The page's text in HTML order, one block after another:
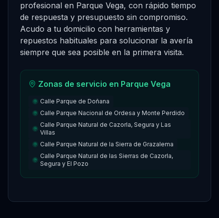
profesional en Parque Vega, con rápido tiempo
de respuesta y presupuesto sin compromiso.
Acudo a tu domicilio con herramientas y
repuestos habituales para solucionar la avería
siempre que sea posible en la primera visita.
Zonas de servicio en Parque Vega
Calle Parque de Doñana
Calle Parque Nacional de Ordesa y Monte Perdido
Calle Parque Natural de Cazorla, Segura y Las
Villas
Calle Parque Natural de la Sierra de Grazalema
Calle Parque Natural de las Sierras de Cazorla,
Segura y El Pozo